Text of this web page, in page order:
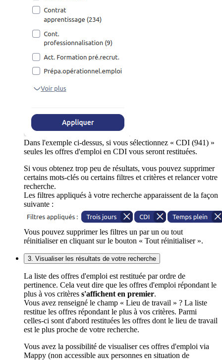
Dans l'exemple ci-dessus, si vous sélectionnez « CDI (941) »
seules les offres d'emploi en CDI vous seront restituées.
Si vous obtenez trop peu de résultats, vous pouvez supprimer
certains mots-clés ou certains filtres et critères et relancer votre
recherche.
Les filtres appliqués à votre recherche apparaissent de la façon
suivante :
Vous pouvez supprimer les filtres un par un ou tout
réinitialiser en cliquant sur le bouton « Tout réinitialiser ».
3. Visualiser les résultats de votre recherche
La liste des offres d'emploi est restituée par ordre de
pertinence. Cela veut dire que les offres d'emploi répondant le
plus à vos critères s'affichent en premier.
Vous avez renseigné le champ « Lieu de travail » ? La liste
restitue les offres répondant le plus à vos critères. Parmi
celles-ci sont d'abord restituées les offres dont le lieu de travail
est le plus proche de votre recherche.
Vous avez la possibilité de visualiser ces offres d'emploi via
Mappy (non accessible aux personnes en situation de